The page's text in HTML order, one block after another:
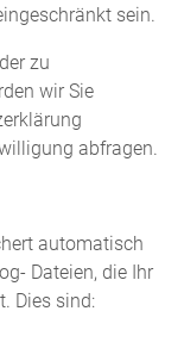
sein.
zu
wir Sie
abfragen.
automatisch
Dateien, die Ihr
Dies sind: